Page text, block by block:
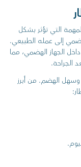
التي تؤثر بشكل
إلى عمله الطبيعي.
داخل الجهاز الهضمي، مما
الجراحة.
وسهل الهضم. من أبرز